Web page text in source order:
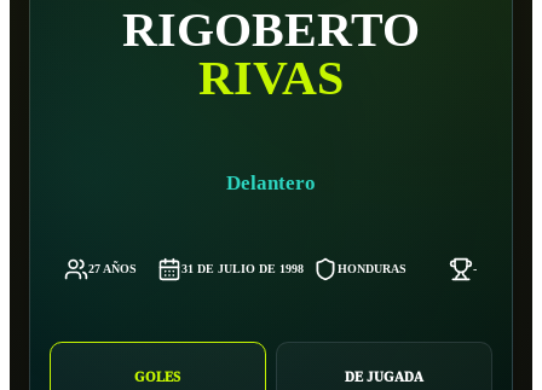
RIGOBERTO
RIVAS
Delantero
27 AÑOS 31 DE JULIO DE 1998 HONDURAS -
GOLES DE JUGADA